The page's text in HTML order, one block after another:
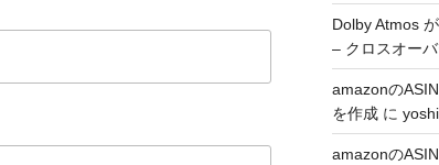
Dolby Atmos
– クロスオー
amazonの
を作成に yoshi
amazonの